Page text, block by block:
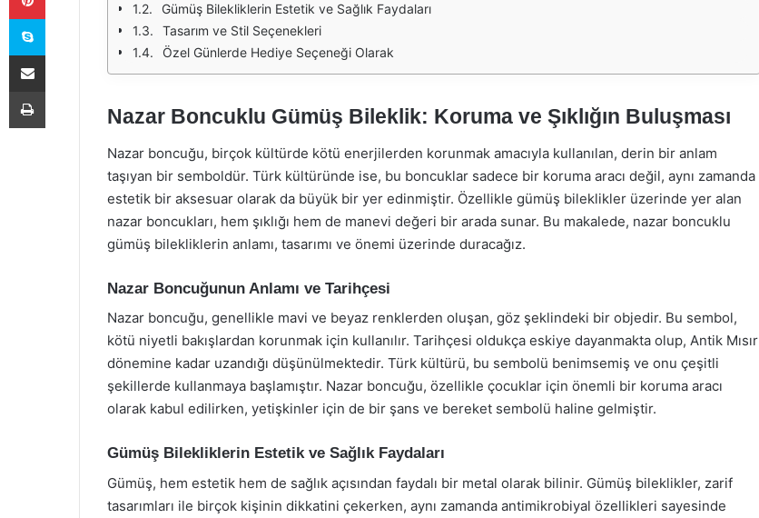
Gümüş Bilekliklerin Estetik ve Sağlık Faydaları
Tasarım ve Stil Seçenekleri
Özel Günlerde Hediye Seçeneği Olarak
Nazar Boncuklu Gümüş Bileklik: Koruma ve Şıklığın Buluşması
Nazar boncuğu, birçok kültürde kötü enerjilerden korunmak amacıyla kullanılan, derin bir anlam
taşıyan bir semboldür. Türk kültüründe ise, bu boncuklar sadece bir koruma aracı değil, aynı zamanda
estetik bir aksesuar olarak da büyük bir yer edinmiştir. Özellikle gümüş bileklikler üzerinde yer alan
nazar boncukları, hem şıklığı hem de manevi değeri bir arada sunar. Bu makalede, nazar boncuklu
gümüş bilekliklerin anlamı, tasarımı ve önemi üzerinde duracağız.
Nazar Boncuğunun Anlamı ve Tarihçesi
Nazar boncuğu, genellikle mavi ve beyaz renklerden oluşan, göz şeklindeki bir objedir. Bu sembol,
kötü niyetli bakışlardan korunmak için kullanılır. Tarihçesi oldukça eskiye dayanmakta olup, Antik Mısır
dönemine kadar uzandığı düşünülmektedir. Türk kültürü, bu sembolü benimsemiş ve onu çeşitli
şekillerde kullanmaya başlamıştır. Nazar boncuğu, özellikle çocuklar için önemli bir koruma aracı
olarak kabul edilirken, yetişkinler için de bir şans ve bereket sembolü haline gelmiştir.
Gümüş Bilekliklerin Estetik ve Sağlık Faydaları
Gümüş, hem estetik hem de sağlık açısından faydalı bir metal olarak bilinir. Gümüş bileklikler, zarif
tasarımları ile birçok kişinin dikkatini çekerken, aynı zamanda antimikrobiyal özellikleri sayesinde
Skype
E-Posta ile paylaş